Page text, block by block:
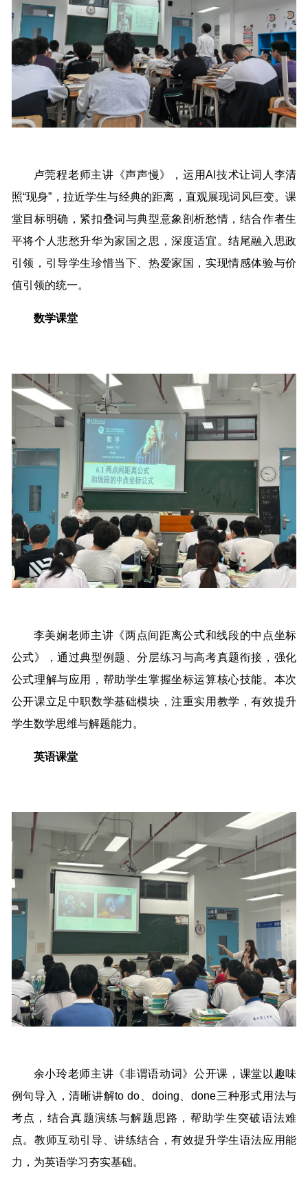
卢莞程老师主讲《声声慢》，运用AI技术让词人李清
照“现身”，拉近学生与经典的距离，直观展现词风巨变。课
堂目标明确，紧扣叠词与典型意象剖析愁情，结合作者生
平将个人悲愁升华为家国之思，深度适宜。结尾融入思政
引领，引导学生珍惜当下、热爱家国，实现情感体验与价
值引领的统一。
数学课堂
李美娴老师主讲《两点间距离公式和线段的中点坐标
公式》，通过典型例题、分层练习与高考真题衔接，强化
公式理解与应用，帮助学生掌握坐标运算核心技能。本次
公开课立足中职数学基础模块，注重实用教学，有效提升
学生数学思维与解题能力。
英语课堂
余小玲老师主讲《非谓语动词》公开课，课堂以趣味
例句导入，清晰讲解to do、doing、done三种形式用法与
考点，结合真题演练与解题思路，帮助学生突破语法难
点。教师互动引导、讲练结合，有效提升学生语法应用能
力，为英语学习夯实基础。